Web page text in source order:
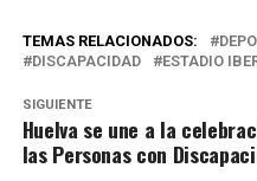
TEMAS RELACIONADOS:
DISCAPACIDAD
ESTADIO
SIGUIENTE
Huelva se une a la
las Personas con